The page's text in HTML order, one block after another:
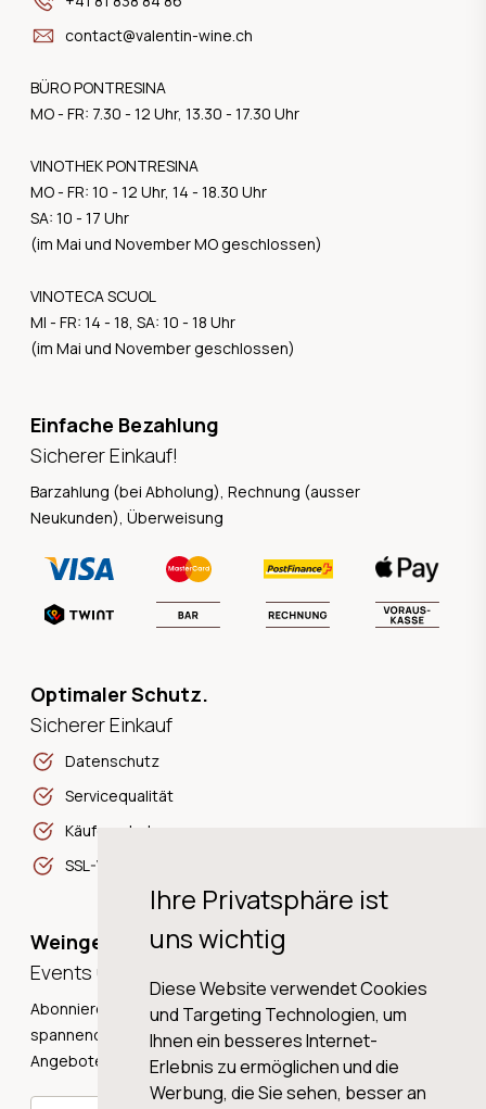
Ihre Privatsphäre ist
uns wichtig
Diese Website verwendet Cookies
und Targeting Technologien, um
Ihnen ein besseres Internet-
Erlebnis zu ermöglichen und die
Werbung, die Sie sehen, besser an
contact@valentin-wine.ch
BÜRO PONTRESINA
MO - FR: 7.30 - 12 Uhr, 13.30 - 17.30 Uhr
VINOTHEK PONTRESINA
MO - FR: 10 - 12 Uhr, 14 - 18.30 Uhr
SA: 10 - 17 Uhr
(im Mai und November MO geschlossen)
VINOTECA SCUOL
MI - FR: 14 - 18, SA: 10 - 18 Uhr
(im Mai und November geschlossen)
Einfache Bezahlung
Sicherer Einkauf!
Barzahlung (bei Abholung), Rechnung (ausser
Neukunden), Überweisung
Optimaler Schutz.
Sicherer Einkauf
Datenschutz
Servicequalität
Käuferschutz
SSL-Verschlüsselung
Weingeschichten,
Events und Neuigkeiten!
Abonnieren Sie unseren Newsletter und erhalten Sie
spannende Weingeschichten, Neuigkeiten und tolle
Angebote direkt in Ihre Mailbox.